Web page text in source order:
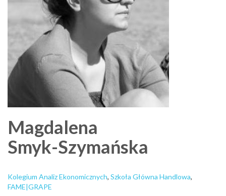
Magdalena
Smyk-Szymańska
Kolegium Analiz Ekonomicznych, Szkoła Główna Handlowa,
FAME|GRAPE